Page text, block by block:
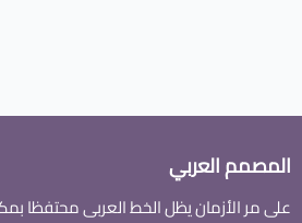
المصمم العربي
على مر الأزمان يظل الخط العربى محتفظا